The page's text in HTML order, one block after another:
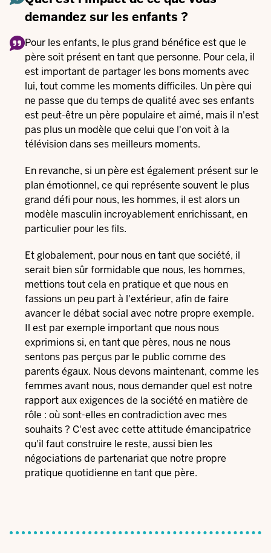
demandez sur les enfants ?
Pour les enfants, le plus grand bénéfice est que le
père soit présent en tant que personne. Pour cela, il
est important de partager les bons moments avec
lui, tout comme les moments difficiles. Un père qui
ne passe que du temps de qualité avec ses enfants
est peut-être un père populaire et aimé, mais il n'est
pas plus un modèle que celui que l'on voit à la
télévision dans ses meilleurs moments.
En revanche, si un père est également présent sur le
plan émotionnel, ce qui représente souvent le plus
grand défi pour nous, les hommes, il est alors un
modèle masculin incroyablement enrichissant, en
particulier pour les fils.
Et globalement, pour nous en tant que société, il
serait bien sûr formidable que nous, les hommes,
mettions tout cela en pratique et que nous en
fassions un peu part à l'extérieur, afin de faire
avancer le débat social avec notre propre exemple.
Il est par exemple important que nous nous
exprimions si, en tant que pères, nous ne nous
sentons pas perçus par le public comme des
parents égaux. Nous devons maintenant, comme les
femmes avant nous, nous demander quel est notre
rapport aux exigences de la société en matière de
rôle : où sont-elles en contradiction avec mes
souhaits ? C'est avec cette attitude émancipatrice
qu'il faut construire le reste, aussi bien les
négociations de partenariat que notre propre
pratique quotidienne en tant que père.